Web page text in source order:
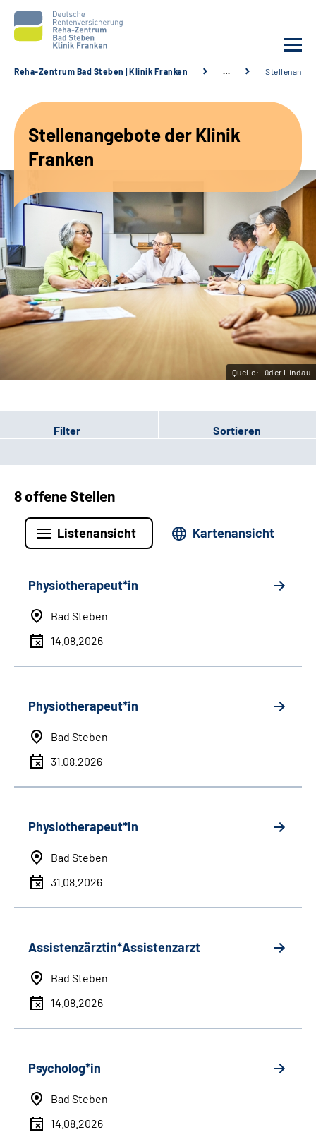
Unsere Angebote
Karriere
Sozialdienste & Zuweisende
Suche
Leichte Sprache
Reha-Zentrum Bad Steben | Klinik Franken …
Stellenangebote der Klinik
Franken
Quelle:Lüder Lindau
Filter Sortieren
8 offene Stellen
Listenansicht Kartenansicht
Physiotherapeut*in
Bad Steben
14.08.2026
Physiotherapeut*in
Bad Steben
31.08.2026
Physiotherapeut*in
Bad Steben
31.08.2026
Assistenzärztin*Assistenzarzt
Bad Steben
14.08.2026
Psycholog*in
Bad Steben
14.08.2026